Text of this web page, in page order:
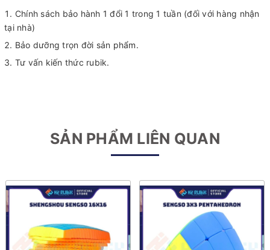
Chính sách bảo hành 1 đổi 1 trong 1 tuần (đối với hàng nhận
tại nhà)
Bảo dưỡng trọn đời sản phẩm.
Tư vấn kiến thức rubik.
SẢN PHẨM LIÊN QUAN